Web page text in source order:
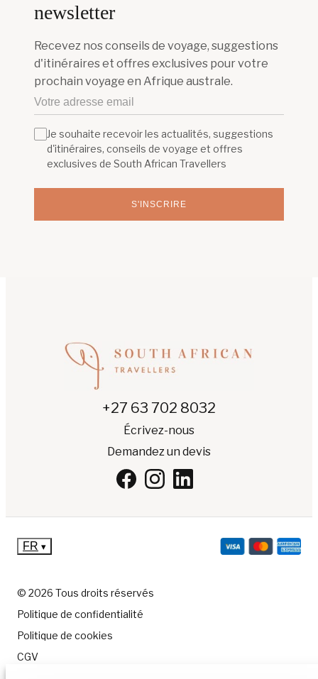
newsletter
Recevez nos conseils de voyage, suggestions
d'itinéraires et offres exclusives pour votre
prochain voyage en Afrique australe.
S'INSCRIRE
Je souhaite recevoir les actualités, suggestions
d'itinéraires, conseils de voyage et offres
exclusives de South African Travellers
+27 63 702 8032
Écrivez-nous
Demandez un devis
© 2026 Tous droits réservés
Politique de confidentialité
Politique de cookies
CGV
FR ▾